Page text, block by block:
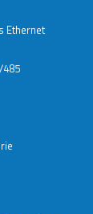
Ethernet
485